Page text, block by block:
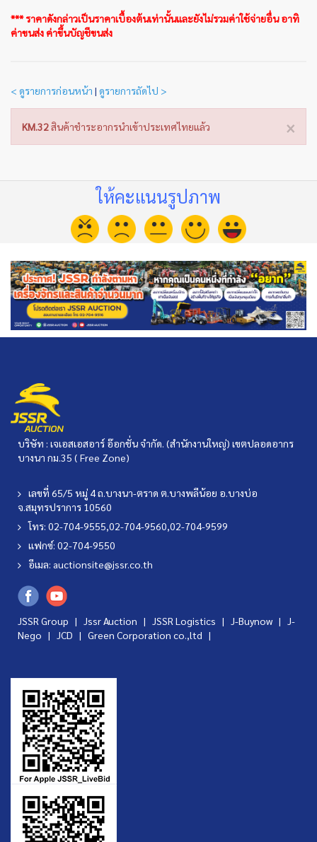
*** ราคาดังกล่าวเป็นราคาเบื้องต้นเท่านั้นและยังไม่รวมค่าใช้จ่ายอื่น อาทิ
ค่าขนส่ง ค่าขึ้นบัญชีขนส่ง
< ดูรายการก่อนหน้า | ดูรายการถัดไป >
×
KM.32สินค้าชำระอากรนำเข้าประเทศไทยแล้ว
ให้คะแนนรูปภาพ
บริษัท : เจเอสเอสอาร์ อ๊อกชั่น จำกัด. (สำนักงานใหญ่) เขตปลอดอากร
บางนา กม.35 ( Free Zone)
เลขที่ 65/5 หมู่ 4 ถ.บางนา-ตราด ต.บางพลีน้อย อ.บางบ่อ
จ.สมุทรปราการ 10560
โทร: 02-704-9555,02-704-9560,02-704-9599
แฟกซ์: 02-704-9550
อีเมล: auctionsite@jssr.co.th
JSSR Group | Jssr Auction | JSSR Logistics | J-Buynow | J-
Nego | JCD | Green Corporation co.,ltd |